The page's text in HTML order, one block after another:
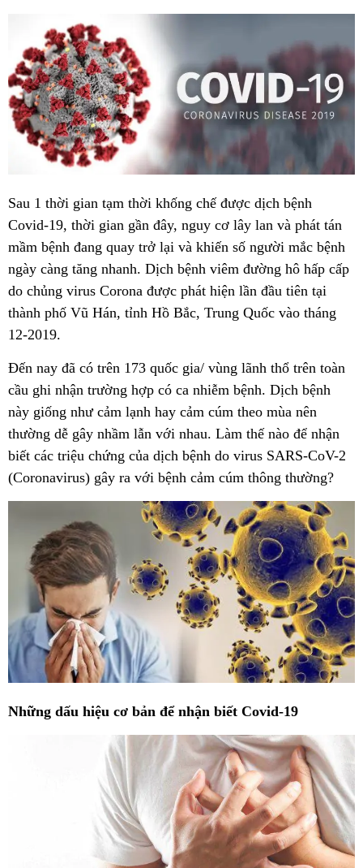
Sau 1 thời gian tạm thời khống chế được dịch bệnh
Covid-19, thời gian gần đây, nguy cơ lây lan và phát tán
mầm bệnh đang quay trở lại và khiến số người mắc bệnh
ngày càng tăng nhanh. Dịch bệnh viêm đường hô hấp cấp
do chủng virus Corona được phát hiện lần đầu tiên tại
thành phố Vũ Hán, tỉnh Hồ Bắc, Trung Quốc vào tháng
12-2019.
Đến nay đã có trên 173 quốc gia/ vùng lãnh thổ trên toàn
cầu ghi nhận trường hợp có ca nhiễm bệnh. Dịch bệnh
này giống như cảm lạnh hay cảm cúm theo mùa nên
thường dễ gây nhầm lẫn với nhau. Làm thế nào để nhận
biết các triệu chứng của dịch bệnh do virus SARS-CoV-2
(Coronavirus) gây ra với bệnh cảm cúm thông thường?
Những dấu hiệu cơ bản để nhận biết Covid-19